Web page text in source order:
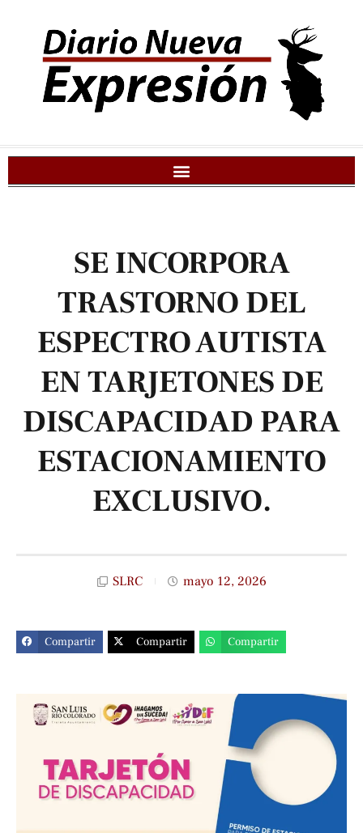
SE INCORPORA
TRASTORNO DEL
ESPECTRO AUTISTA
EN TARJETONES DE
DISCAPACIDAD PARA
ESTACIONAMIENTO
EXCLUSIVO.
SLRC mayo 12, 2026
Compartir Compartir Compartir